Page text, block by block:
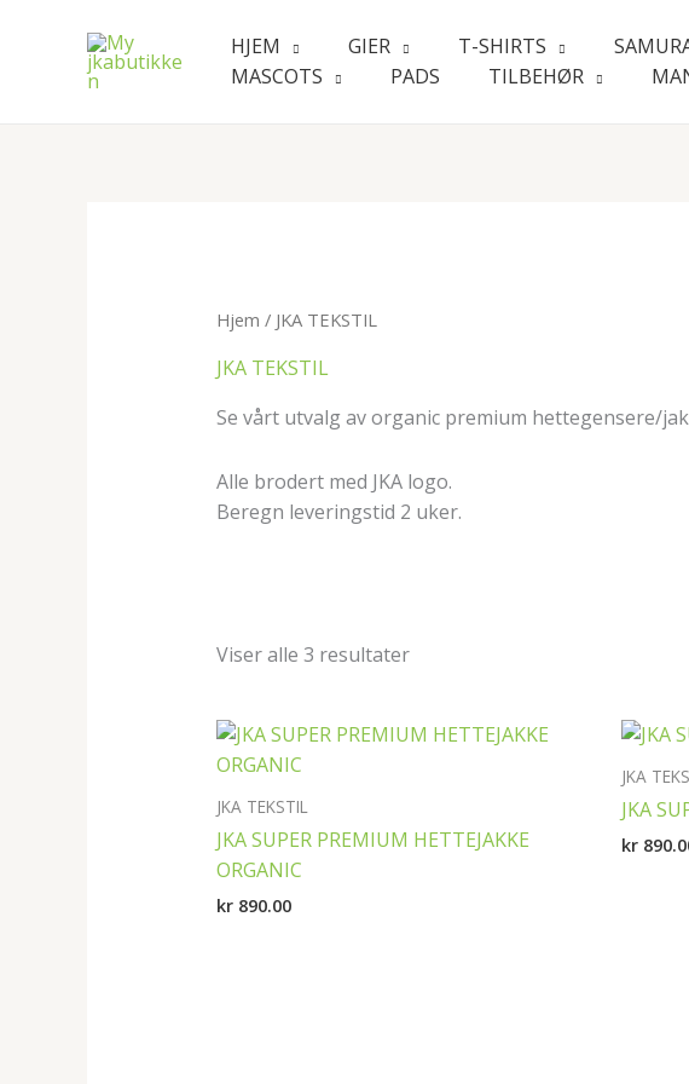
HJEM GIER T-SHIRTS
MASCOTS
PADS TILBEHØR
Hjem / JKA TEKSTIL
JKA TEKSTIL
Se vårt utvalg av organic premium hettegensere/
Alle brodert med JKA logo.
Beregn leveringstid 2 uker.
Viser alle 3 resultater
JKA TEKSTIL
JKA SUPER PREMIUM HETTEJAKKE
ORGANIC
kr890.00
JKA
JKA
kr